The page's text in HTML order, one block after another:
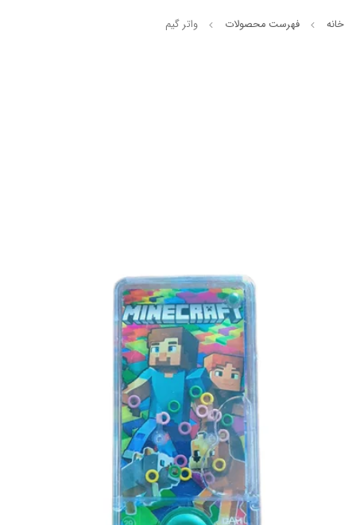
خانه فهرست محصولات واتر گیم